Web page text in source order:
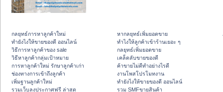
กลยุทธ์การหาลูกค้าใหม่
ทํายังไงให้ขายของดี ออนไลน์
วิธีการหาลูกค้าของ sale
วิธีหาลูกค้ากลุ่มเป้าหมาย
การหาลูกค้าใหม่ รักษาลูกค้าเก่า
ช่องทางการเข้าถึงลูกค้า
เพิ่มฐานลูกค้าใหม่
รวมเว็บลงประกาศฟรี ล่าสุด
หากลยุทธ์เพิ่มยอดขาย
ทําไงให้ลูกค้าเข้าร้านเยอะ ๆ
กลยุทธ์เพิ่มยอดขาย
เคล็ดลับขายของดี
ค้าขายไม่ดีทำอย่างไรดี
งานโพสโปรโมทงาน
ทํายังไงให้ขายของดี ออนไลน์
รวม SMFขายสินค้า